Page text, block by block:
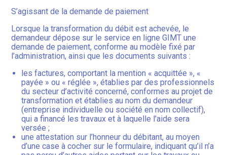
S’agissant de la demande de paiement
Lorsque la transformation du débit est achevée, le
demandeur dépose sur le service en ligne GIMT une
demande de paiement, conforme au modèle fixé par
l’administration, ainsi que les documents suivants :
les factures, comportant la mention « acquittée », «
payée » ou « réglée », établies par des professionnels
du secteur d’activité concerné, conformes au projet de
transformation et établies au nom du demandeur
(entreprise individuelle ou société en nom collectif),
qui a financé les travaux et à laquelle l’aide sera
versée ;
une attestation sur l’honneur du débitant, au moyen
d’une case à cocher sur le formulaire, indiquant qu’il n’a